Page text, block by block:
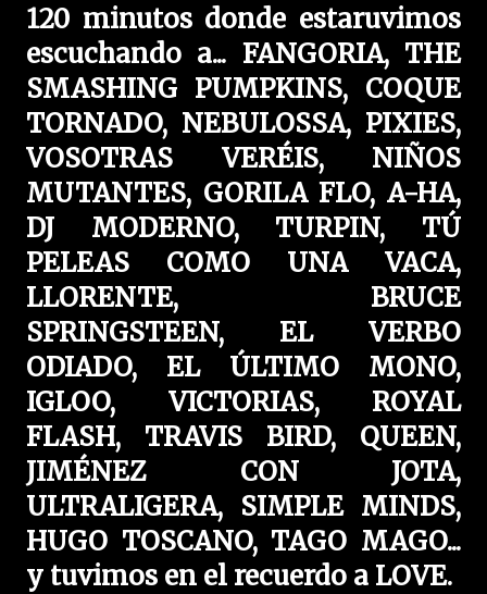
120 minutos donde estaruvimos
escuchando a... FANGORIA, THE
SMASHING PUMPKINS, COQUE
TORNADO, NEBULOSSA, PIXIES,
VOSOTRAS VERÉIS, NIÑOS
MUTANTES, GORILA FLO, A-HA,
DJ MODERNO, TURPIN, TÚ
PELEAS COMO UNA VACA,
LLORENTE, BRUCE
SPRINGSTEEN, EL VERBO
ODIADO, EL ÚLTIMO MONO,
IGLOO, VICTORIAS, ROYAL
FLASH, TRAVIS BIRD, QUEEN,
JIMÉNEZ CON JOTA,
ULTRALIGERA, SIMPLE MINDS,
HUGO TOSCANO, TAGO MAGO...
y tuvimos en el recuerdo a LOVE.